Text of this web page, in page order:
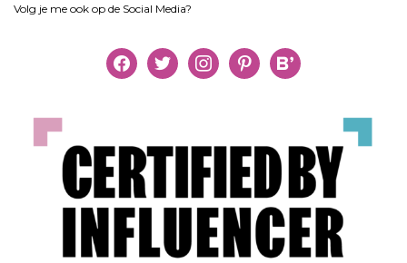
Volg je me ook op de Social Media?
facebooktwitter instagrampinterestbloglovin